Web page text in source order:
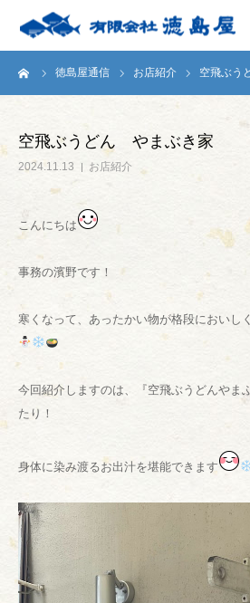
徳島屋通信 お店紹介 空飛ぶう
空飛ぶうどん やまぶき家
2024.11.13 お店紹介
こんにちは
事務の濱野です！
寒くなって、あったかい物が格段においし
今回紹介しますのは、『空飛ぶうどんやま
たり！
身体に染み渡るお出汁を堪能できます
HOME
テストキッチン
商品案内